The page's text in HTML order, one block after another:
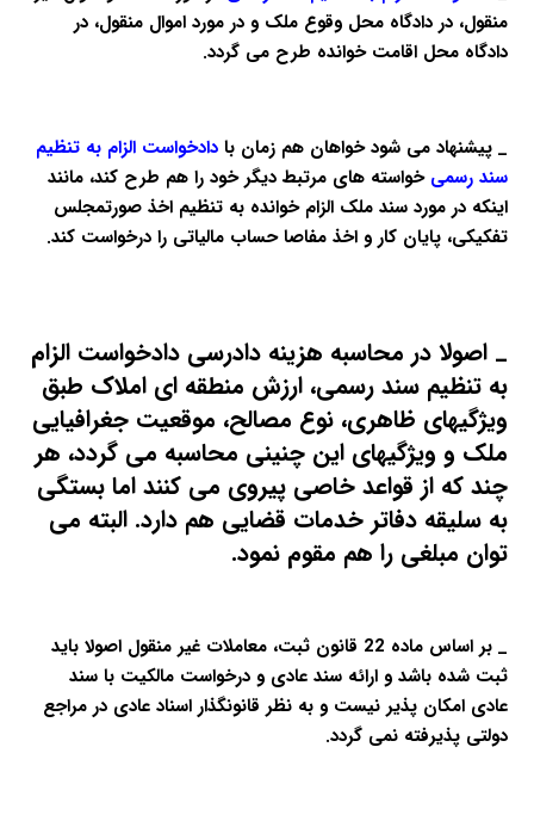
منقول، در دادگاه محل وقوع ملک و در مورد اموال منقول، در
دادگاه محل اقامت خوانده طرح می گردد.
_ پیشنهاد می شود خواهان هم زمان بادادخواست الزام به تنظیم
سند رسمی خواسته های مرتبط دیگر خود را هم طرح کند، مانند
اینکه در مورد سند ملک الزام خوانده به تنظیم اخذ صورتمجلس
تفکیکی، پایان کار و اخذ مفاصا حساب مالیاتی را درخواست کند.
_ اصولا در محاسبه هزینه دادرسیدادخواست الزام
به تنظیم سند رسمی، ارزش منطقه ای املاک طبق
ویژگیهای ظاهری، نوع مصالح، موقعیت جغرافیایی
ملک و ویژگیهای این چنینی محاسبه می گردد، هر
چند که از قواعد خاصی پیروی می کنند اما بستگی
به سلیقه دفاتر خدمات قضایی هم دارد. البته می
توان مبلغی را هم مقوم نمود.
_ بر اساس ماده 22 قانون ثبت، معاملات غیر منقول اصولا باید
ثبت شده باشد و ارائه سند عادی و درخواست مالکیت با سند
عادی امکان پذیر نیست و به نظر قانونگذار اسناد عادی در مراجع
دولتی پذیرفته نمی گردد.